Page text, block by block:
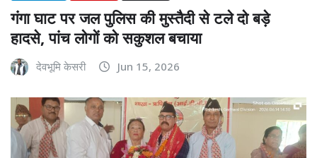
गंगा घाट पर जल पुलिस की मुस्तैदी से टले दो बड़े
हादसे, पांच लोगों को सकुशल बचाया
देवभूमि केसरी Jun 15, 2026